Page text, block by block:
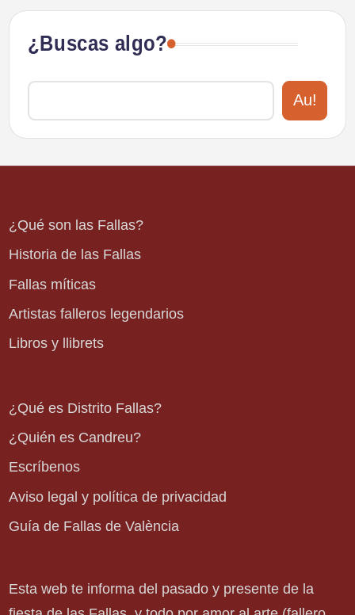
¿Buscas algo?
Au!
¿Qué son las Fallas?
Historia de las Fallas
Fallas míticas
Artistas falleros legendarios
Libros y llibrets
¿Qué es Distrito Fallas?
¿Quién es Candreu?
Escríbenos
Aviso legal y política de privacidad
Guía de Fallas de València
Esta web te informa del pasado y presente de la